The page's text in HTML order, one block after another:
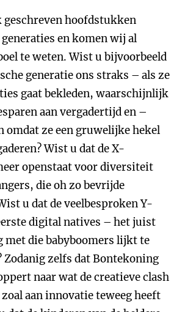
hoofdstukken
en komen wij al
te weten. Wist u bijvoorbeeld
generatie ons straks – als ze
gaat bekleden, waarschijnlijk
aan vergadertijd en –
omdat ze een gruwelijke hekel
Wist u dat de X-
openstaat voor diversiteit
die oh zo bevrijde
u dat de veelbesproken Y-
digital natives – het juist
met die babyboomers lijkt te
Zodanig zelfs dat Bontekoning
naar wat de creatieve clash
aan innovatie teweeg heeft